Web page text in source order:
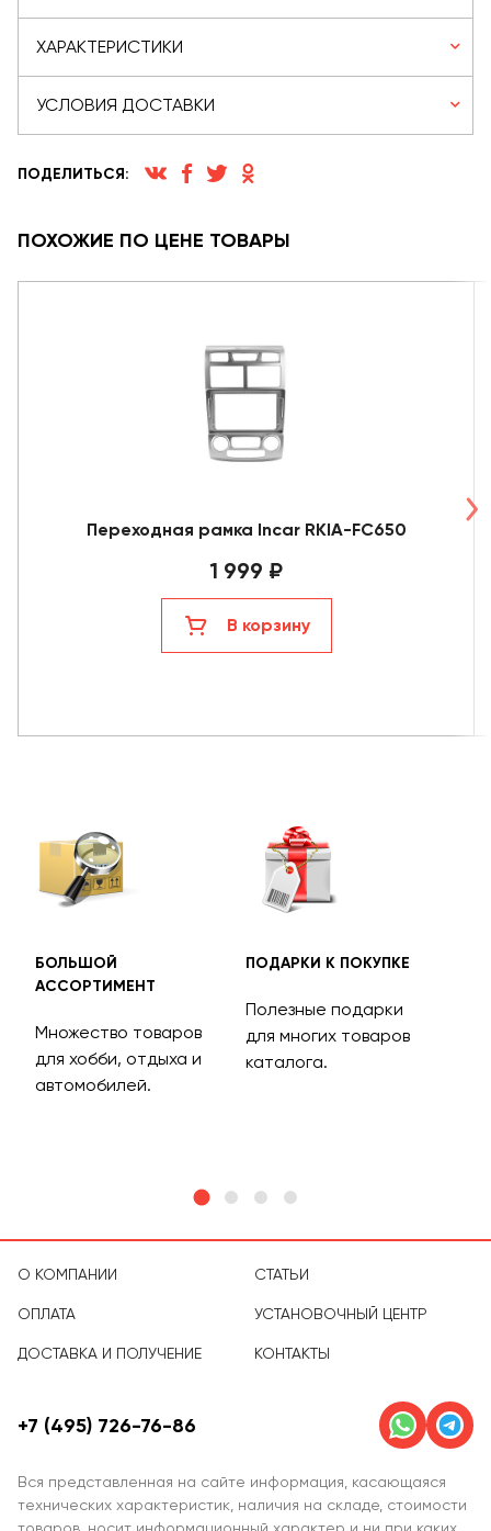
ХАРАКТЕРИСТИКИ
УСЛОВИЯ ДОСТАВКИ
ПОДЕЛИТЬСЯ:
ПОХОЖИЕ ПО ЦЕНЕ ТОВАРЫ
Переходная рамка Incar RKIA-FC650
1 999 ₽
В корзину
БОЛЬШОЙ
АССОРТИМЕНТ
Множество товаров
для хобби, отдыха и
автомобилей.
ПОДАРКИ К ПОКУПКЕ
Полезные подарки
для многих товаров
каталога.
О КОМПАНИИ
ОПЛАТА
ДОСТАВКА И ПОЛУЧЕНИЕ
СТАТЬИ
УСТАНОВОЧНЫЙ ЦЕНТР
КОНТАКТЫ
Вся представленная на сайте информация, касающаяся
технических характеристик, наличия на складе, стоимости
+7 (495) 726-76-86